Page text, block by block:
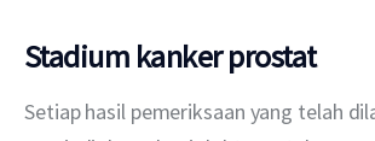
Stadium kanker prostat
Setiap hasil pemeriksaan yang telah